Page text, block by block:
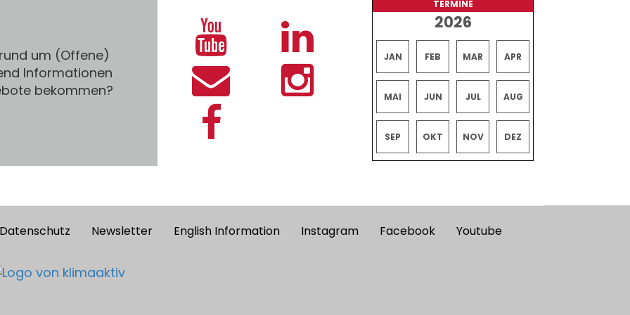
um (Offene)
Informationen
bekommen?
TERMINE
2026
JAN FEB MAR APR
MAI JUN JUL AUG
SEP OKT NOV DEZ
Datenschutz Newsletter English Information Instagram Facebook Youtube